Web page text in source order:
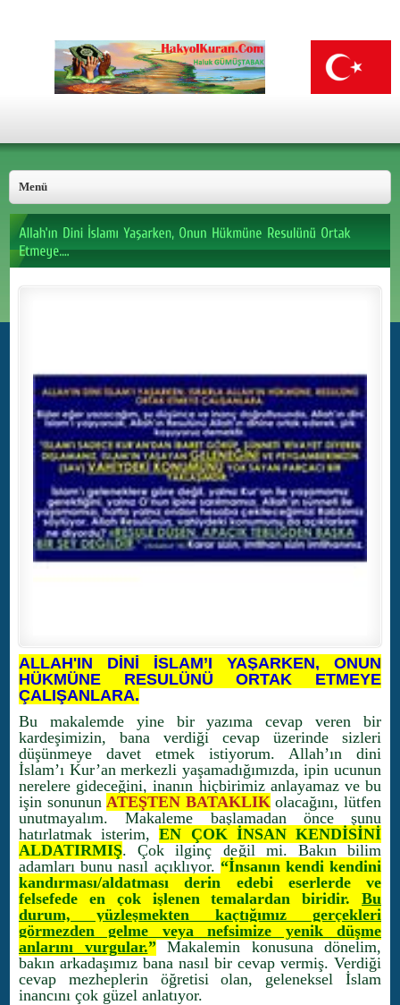
ALLAH'IN DİNİ İSLAM’I YAŞARKEN, ONUN
HÜKMÜNE RESULÜNÜ ORTAK ETMEYE
ÇALIŞANLARA.
Bu makalemde yine bir yazıma cevap veren bir
kardeşimizin, bana verdiği cevap üzerinde sizleri
düşünmeye davet etmek istiyorum. Allah’ın dini
İslam’ı Kur’an merkezli yaşamadığımızda, ipin ucunun
nerelere gideceğini, inanın hiçbirimiz anlayamaz ve bu
işin sonununATEŞTEN BATAKLIKolacağını, lütfen
unutmayalım. Makaleme başlamadan önce şunu
hatırlatmak isterim,EN ÇOK İNSAN KENDİSİNİ
ALDATIRMIŞ. Çok ilginç değil mi. Bakın bilim
adamları bunu nasıl açıklıyor. “İnsanın kendi kendini
kandırması/aldatması derin edebi eserlerde ve
felsefede en çok işlenen temalardan biridir. Bu
durum, yüzleşmekten kaçtığımız gerçekleri
görmezden gelme veya nefsimize yenik düşme
anlarını vurgular.”Makalemin konusuna dönelim,
bakın arkadaşımız bana nasıl bir cevap vermiş. Verdiği
cevap mezheplerin öğretisi olan, geleneksel İslam
inancını çok güzel anlatıyor.